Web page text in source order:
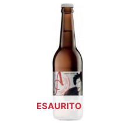
ESAURITO